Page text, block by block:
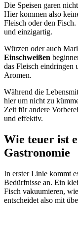
Die Speisen garen
Hier kommen also
Fleisch oder den
und einzigartig.
Würzen oder auch
Einschweißen
das Fleisch eindringen
Aromen.
Während die
hier um nicht zu
Zeit für andere
und effektiv.
Wie teuer ist
Gastronomie
In erster Linie kommt
Bedürfnisse an. Ein
Fisch vakuumieren,
entscheidet also mit